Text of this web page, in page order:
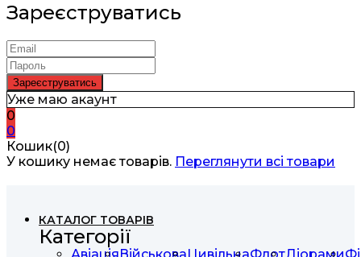
Зареєструватись
Уже маю акаунт
0
0
Кошик(0)
У кошику немає товарів. Переглянути всі товари
КАТАЛОГ ТОВАРІВ
Категорії